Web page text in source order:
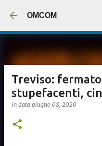
OMCOM
Treviso:
stupefacenti,
in data giugno 08, 2020